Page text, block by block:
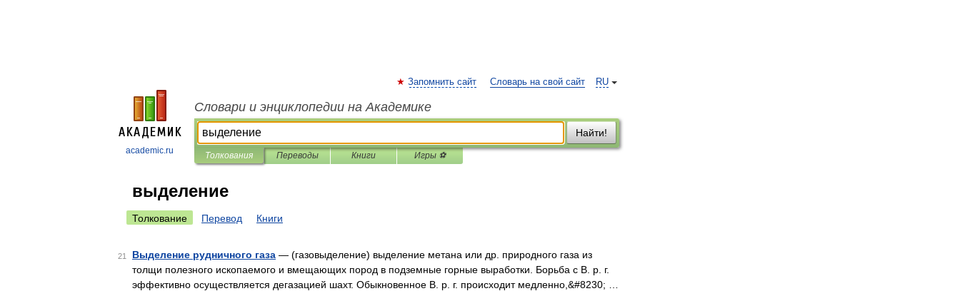
academic.ru
RU
Запомнить сайт Словарь на свой сайт
Словари и энциклопедии на Академике
Найти!
Толкования Переводы Книги Игры ⚽
выделение
Толкование Перевод Книги
21 Выделение рудничного газа — (газовыделение) выделение метана или др. природного газа из
толщи полезного ископаемого и вмещающих пород в подземные горные выработки. Борьба с В. р. г.
эффективно осуществляется дегазацией шахт. Обыкновенное В. р. г. происходит медленно,&#8230; …